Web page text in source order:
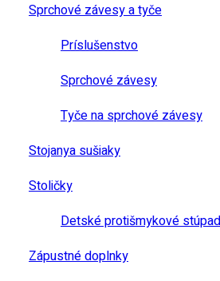
Sprchové závesy a tyče
Príslušenstvo
Sprchové závesy
Tyče na sprchové závesy
Stojanya sušiaky
Stoličky
Detské protišmykové
Zápustné doplnky